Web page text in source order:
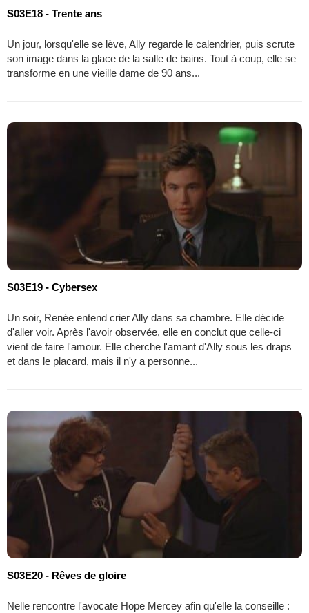
S03E18 - Trente ans
Un jour, lorsqu'elle se lève, Ally regarde le calendrier, puis scrute
son image dans la glace de la salle de bains. Tout à coup, elle se
transforme en une vieille dame de 90 ans...
S03E19 - Cybersex
Un soir, Renée entend crier Ally dans sa chambre. Elle décide
d'aller voir. Après l'avoir observée, elle en conclut que celle-ci
vient de faire l'amour. Elle cherche l'amant d'Ally sous les draps
et dans le placard, mais il n'y a personne...
S03E20 - Rêves de gloire
Nelle rencontre l'avocate Hope Mercey afin qu'elle la conseille :